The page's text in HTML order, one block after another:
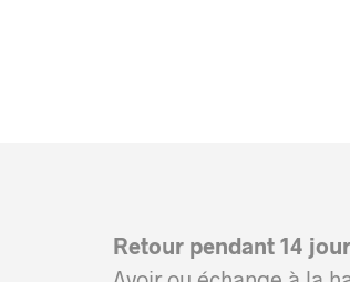
choisies
Retour pendant 14